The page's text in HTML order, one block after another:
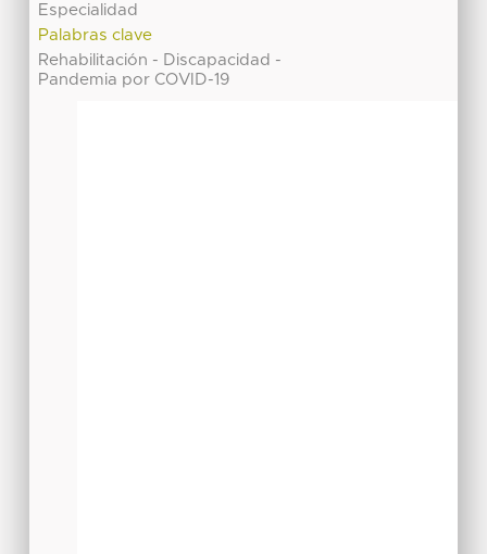
Especialidad
Palabras clave
Rehabilitación - Discapacidad -
Pandemia por COVID-19